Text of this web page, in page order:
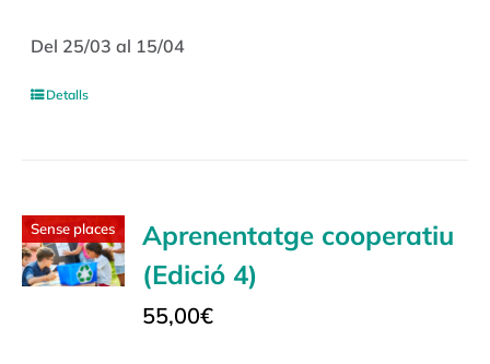
Del 25/03 al 15/04
Detalls
Sense places
Aprenentatge cooperatiu
(Edició 4)
55,00€